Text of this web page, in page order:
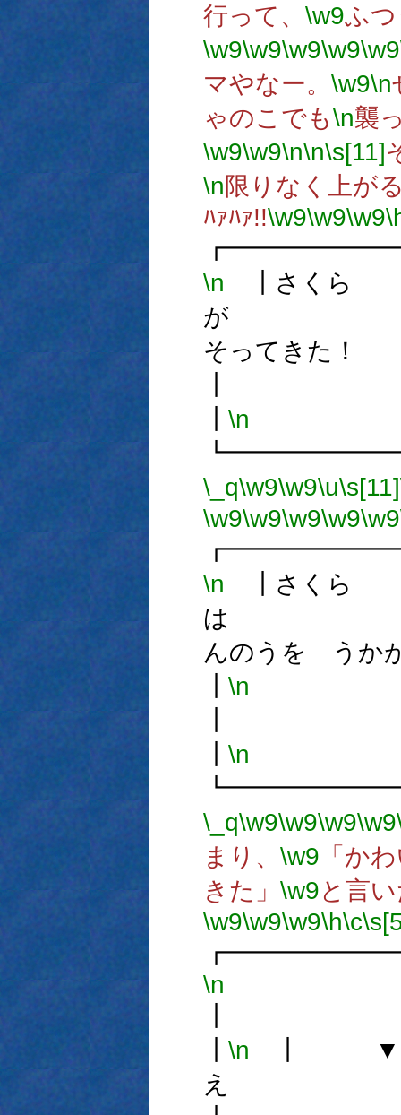
行って、 \w9ふ
\w9\w9\w9\w9\w9
マやなー。 \w9\n
ゃのこでも\n襲
\w9\w9\n\n\s[11]
\n限りなく上が
ﾊｧﾊｧ!!\w9\w9\w9
\n ┃さくら
そっ
\n
\_q\w9\w9\u\s[11]
\w9\w9\w9\w9\w9
\n ┃さくら
んのうを
\n
\n
\_q\w9\w9\w9\w9
まり、 \w9 「か
きた」 \w9と言
\w9\w9\w9\h\c
\n
\n ┃ ▼
え